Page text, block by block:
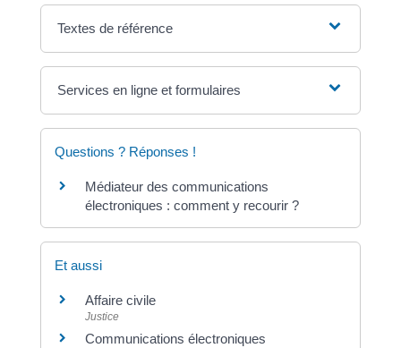
Textes de référence
Services en ligne et formulaires
Questions ? Réponses !
Médiateur des communications
électroniques : comment y recourir ?
Et aussi
Affaire civile
Justice
Communications électroniques